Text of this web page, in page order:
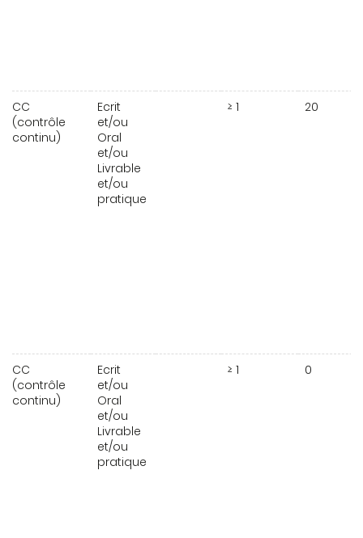
CC
(contrôle
continu)
Ecrit
et/ou
Oral
et/ou
Livrable
et/ou
pratique
≥ 1 20
CC
(contrôle
continu)
Ecrit
et/ou
Oral
et/ou
Livrable
et/ou
pratique
≥ 1 0